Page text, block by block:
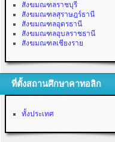
สังฆมณฑลราชบุรี
สังฆมณฑลสุราษฎร์ธานี
สังฆมณฑลอุดรธานี
สังฆมณฑลอุบลราชธานี
สังฆมณฑลเชียงราย
ที่ตั้งสถานศึกษาคาทอลิก
ทั้งประเทศ